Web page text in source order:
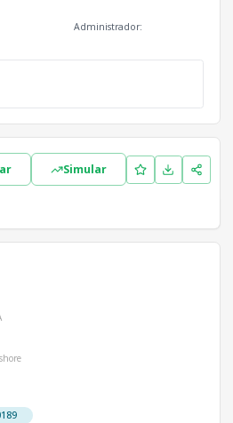
Administrador:
Simular